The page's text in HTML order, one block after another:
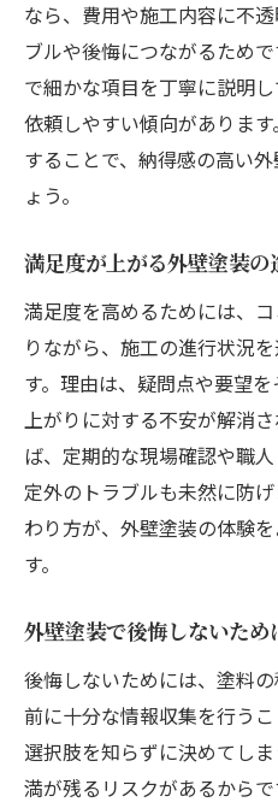
なら、費用や施工内容に不
ブルや後悔につながるため
で細かな項目を丁寧に説明
依頼しやすい傾向がありま
することで、納得感の高い
ょう。
満足度が上がる外壁塗装の
満足度を高めるためには、
りながら、施工の進行状況
す。理由は、疑問点や要望
上がりに対する不安が解消
ば、定期的な現場確認や職
定外のトラブルも未然に防
わり方が、外壁塗装の体験
す。
外壁塗装で後悔しないため
後悔しないためには、塗料
前に十分な情報収集を行うこ
選択肢を知らずに決めてし
満が残るリスクがあるから